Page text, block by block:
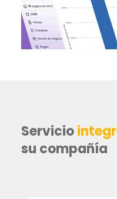
Servicio
su compañía